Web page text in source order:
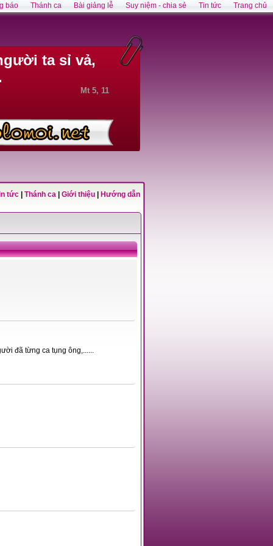
ta sỉ vả,
Mt 5, 11
tức Thánh ca Giới thiệu Hướng dẫn
đã từng ca tụng ông,......
Trang chủ
Tin tức
Suy niệm - chia sẻ
Bài giảng lễ
Thánh ca
báo